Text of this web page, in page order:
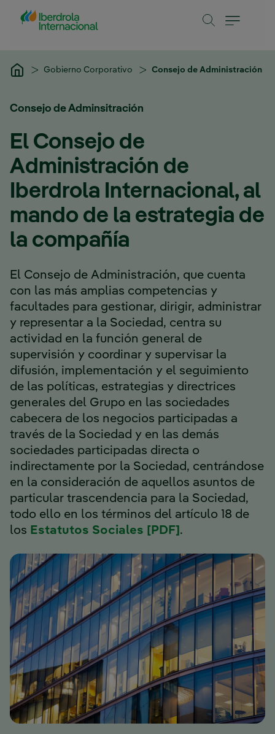
Saltar al contenido principal
Gobierno Corporativo Consejo de Administración
Consejo de Adminsitración
El Consejo de
Administración de
Iberdrola Internacional, al
mando de la estrategia de
la compañía
El Consejo de Administración, que cuenta
con las más amplias competencias y
facultades para gestionar, dirigir, administrar
y representar a la Sociedad, centra su
actividad en la función general de
supervisión y coordinar y supervisar la
difusión, implementación y el seguimiento
de las políticas, estrategias y directrices
generales del Grupo en las sociedades
cabecera de los negocios participadas a
través de la Sociedad y en las demás
sociedades participadas directa o
indirectamente por la Sociedad, centrándose
en la consideración de aquellos asuntos de
particular trascendencia para la Sociedad,
todo ello en los términos del artículo 18 de
los Estatutos Sociales [PDF] .